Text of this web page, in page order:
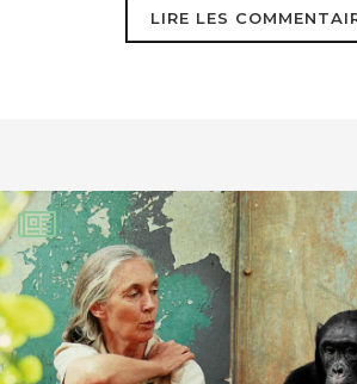
DENISE laurent 22 août 2020
LIRE LES